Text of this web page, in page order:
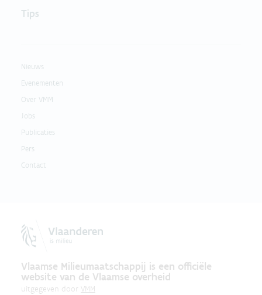
Tips
Nieuws
Evenementen
Over VMM
Jobs
Publicaties
Pers
Contact
Vlaamse Milieumaatschappij is een officiële
website van de Vlaamse overheid
uitgegeven door VMM